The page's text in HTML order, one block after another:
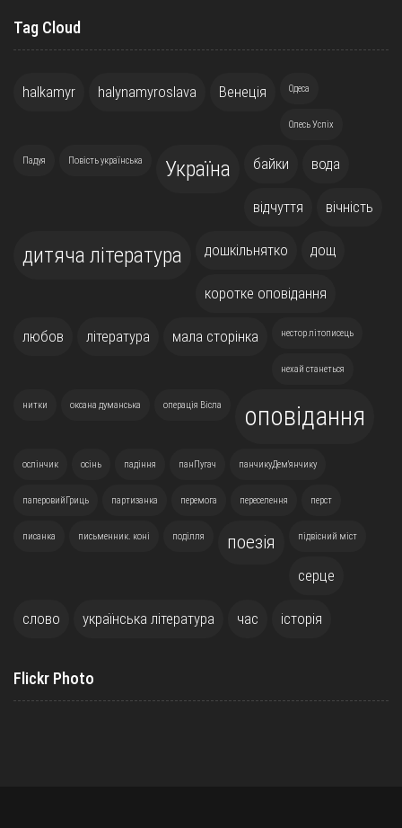
Tag Cloud
halkamyr halynamyroslava Венеція Одеса
Олесь Успіх
Падуя Повість українська Україна байки вода
відчуття вічність
дитяча література дошкільнятко дощ
коротке оповідання
любов література мала сторінка нестор літописець
нехай станеться
нитки оксана думанська операція Вісла оповідання
ослінчик осінь падіння панПугач панчикуДем'янчику
паперовийГриць партизанка перемога переселення перст
писанка письменник. коні поділля поезія підвісний міст
серце
слово українська література час історія
Flickr Photo